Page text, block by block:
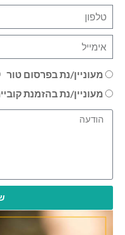
מעוניין/נת בפרסום טור
מעוניין/נת בהזמנת